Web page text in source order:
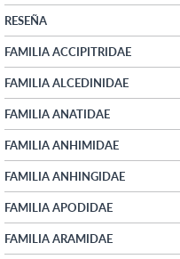
RESEÑA
FAMILIA ACCIPITRIDAE
FAMILIA ALCEDINIDAE
FAMILIA ANATIDAE
FAMILIA ANHIMIDAE
FAMILIA ANHINGIDAE
FAMILIA APODIDAE
FAMILIA ARAMIDAE